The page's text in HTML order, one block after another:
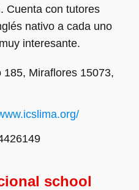
. Cuenta con tutores
nativo a cada uno
interesante.
185, Miraflores 15073,
school